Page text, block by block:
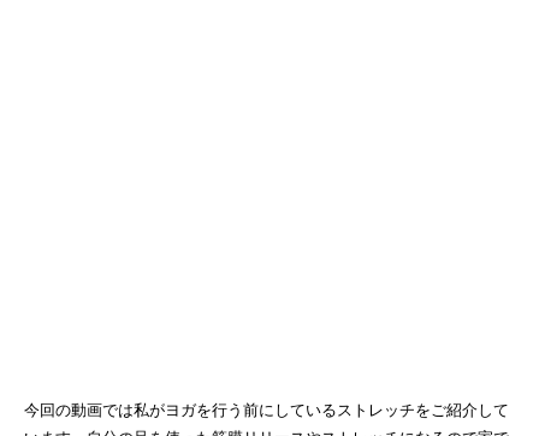
今回の動画では私がヨガを行う前にしているストレッチをご紹介して